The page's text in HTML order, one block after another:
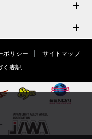
ポリシー
サイトマップ
く表記